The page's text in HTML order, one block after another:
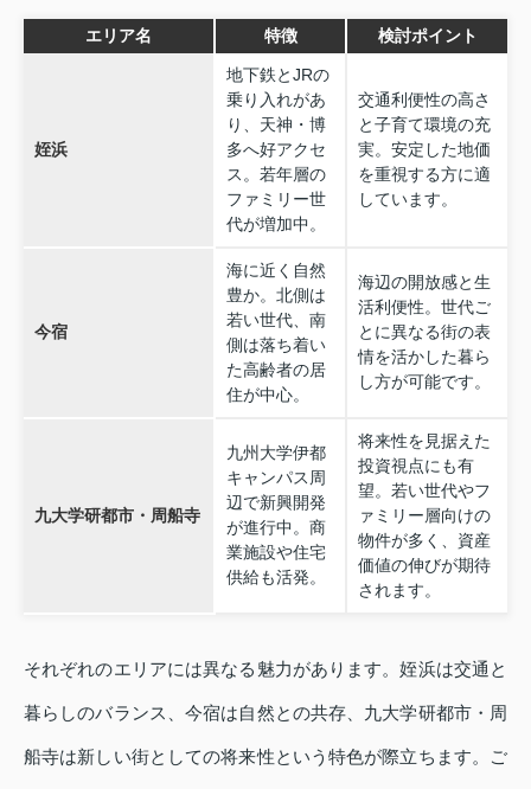
エリア名 特徴 検討ポイント
姪浜
地下鉄とJRの
乗り入れがあ
り、天神・博
多へ好アクセ
ス。若年層の
ファミリー世
代が増加中。
交通利便性の高さ
と子育て環境の充
実。安定した地価
を重視する方に適
しています。
今宿
海に近く自然
豊か。北側は
若い世代、南
側は落ち着い
た高齢者の居
住が中心。
海辺の開放感と生
活利便性。世代ご
とに異なる街の表
情を活かした暮ら
し方が可能です。
九大学研都市・周船寺
九州大学伊都
キャンパス周
辺で新興開発
が進行中。商
業施設や住宅
供給も活発。
将来性を見据えた
投資視点にも有
望。若い世代やフ
ァミリー層向けの
物件が多く、資産
価値の伸びが期待
されます。
それぞれのエリアには異なる魅力があります。姪浜は交通と
暮らしのバランス、今宿は自然との共存、九大学研都市・周
船寺は新しい街としての将来性という特色が際立ちます。ご